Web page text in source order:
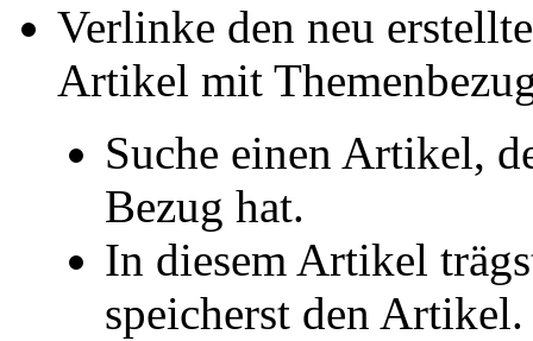
Verlinke den neu
Artikel mit
Suche einen Artikel,
Bezug hat.
In diesem Artikel
speicherst den Artikel.